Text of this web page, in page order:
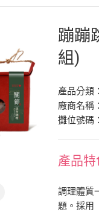
蹦蹦
組)
產品分類
廠商名稱：
攤位號碼
產品特
調理體質
題。採用